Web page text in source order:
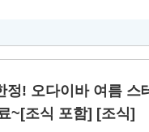
정! 오다이바 여름 스
~[조식 포함] [조식]